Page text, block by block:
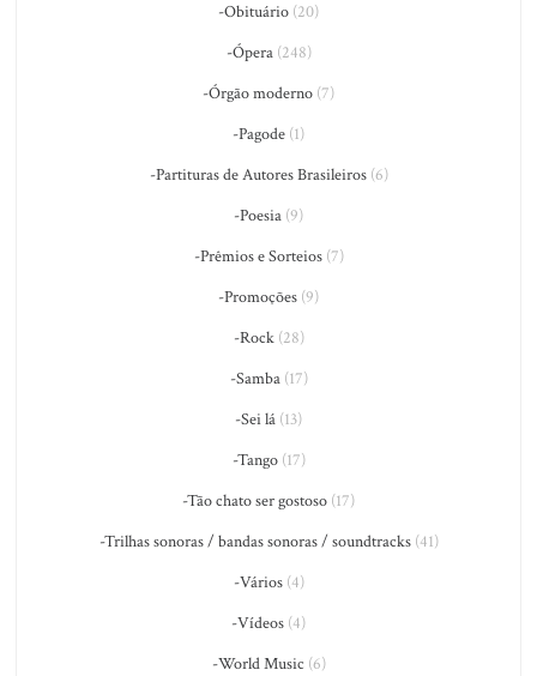
-Obituário (20)
-Ópera(248)
-Órgão moderno (7)
-Pagode (1)
-Partituras de Autores Brasileiros(6)
-Poesia (9)
-Prêmios e Sorteios(7)
-Promoções (9)
-Rock(28)
-Samba(17)
-Sei lá (13)
-Tango(17)
-Tão chato ser gostoso (17)
-Trilhas sonoras / bandas sonoras / soundtracks(41)
-Vários(4)
-Vídeos (4)
-World Music (6)